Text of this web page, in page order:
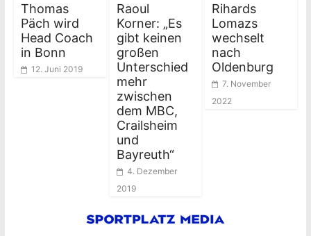
Thomas
Päch wird
Head Coach
in Bonn
12. Juni 2019
Raoul
Korner: „Es
gibt keinen
großen
Unterschied
mehr
zwischen
dem MBC,
Crailsheim
und
Bayreuth“
4. Dezember
2019
Rihards
Lomazs
wechselt
nach
Oldenburg
7. November
2022